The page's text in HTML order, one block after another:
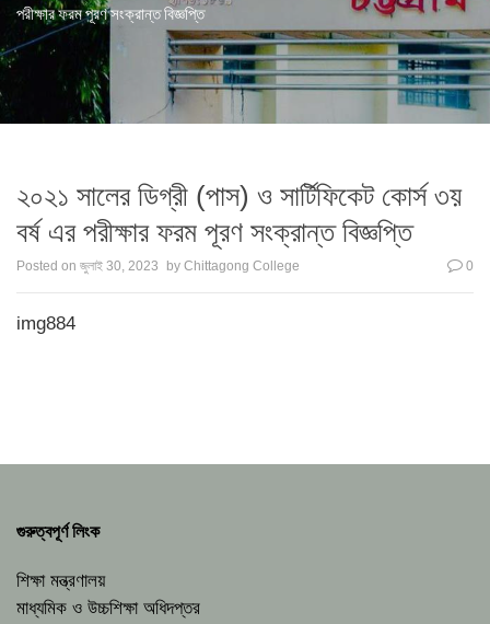
পরীক্ষার ফরম পূরণ সংক্রান্ত বিজ্ঞপ্তি
২০২১ সালের ডিগ্রী (পাস) ও সার্টিফিকেট কোর্স ৩য়
বর্ষ এর পরীক্ষার ফরম পূরণ সংক্রান্ত বিজ্ঞপ্তি
Posted on জুলাই 30, 2023 by Chittagong College 0
img884
গুরুত্বপূর্ণ লিংক
শিক্ষা মন্ত্রণালয়
মাধ্যমিক ও উচ্চশিক্ষা অধিদপ্তর